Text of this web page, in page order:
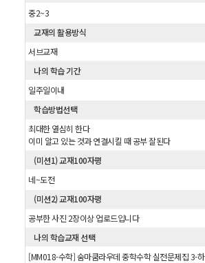
중2~3
교재의 활용방식
서브교재
나의 학습 기간
일주일이내
학습방법선택
최대한 열심히 한다
이미 알고 있는 것과 연결시킬 때 공부 잘된다
(미션1) 교재100자평
네~도전
(미션2) 교재100자평
공부한 사진 2장이상 업로드입니다
나의 학습교재 선택
[MM018-수학] 숨마쿰라우데 중학수학 실전문제집 3-하